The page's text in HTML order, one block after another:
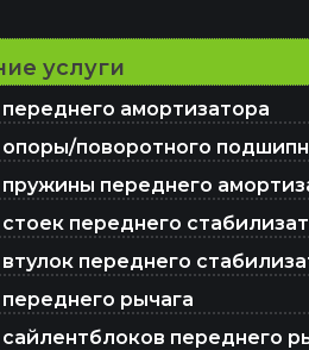
услуги
амортизатора
поворотного
переднего
переднего
переднего
рычага
переднего